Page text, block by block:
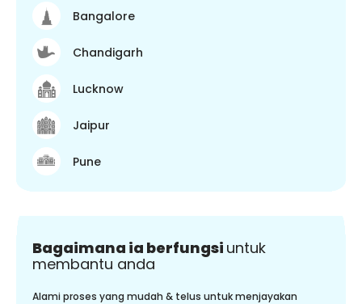
Bangalore
Chandigarh
Lucknow
Jaipur
Pune
Bagaimana ia berfungsi untuk
membantu anda
Alami proses yang mudah & telus untuk menjayakan